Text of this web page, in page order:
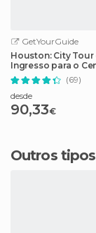
GetYourGuide
Houston: City Tour
Ingresso para o
Espacial da NASA
(69)
desde
90,33€
Outros